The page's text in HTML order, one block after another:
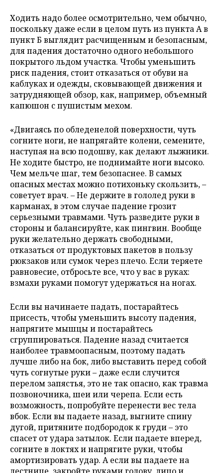
Ходить надо более осмотрительно, чем обычно,
поскольку даже если в целом путь из пункта Ав
пункт Б выглядит расчищенным и безопасным,
для падения достаточно одного небольшого
покрытого льдом участка. Чтобы уменьшить
риск падения, стоит отказаться от обуви на
каблуках и одежды, сковывающей движения и
затрудняющей обзор, как, например, объемный
капюшон с пушистым мехом.
«Двигаясь по обледенелой поверхности, чуть
согните ноги, не напрягайте колени, семените,
наступая на всю подошву, как делают лыжники.
Не ходите быстро, не поднимайте ноги высоко.
Чем мельче шаг, тем безопаснее. В самых
опасных местах можно потихоньку скользить, –
советует врач. – Не держите в гололед руки в
карманах, в этом случае падение грозит
серьезными травмами. Чуть разведите руки в
стороны и балансируйте, как пингвин. Вообще
руки желательно держать свободными,
отказаться от продуктовых пакетов в пользу
рюкзаков или сумок через плечо. Если теряете
равновесие, отбросьте все, что у вас в руках:
взмахи руками помогут удержаться на ногах.
Если вы начинаете падать, постарайтесь
присесть, чтобы уменьшить высоту падения,
напрягите мышцы и постарайтесь
сгруппироваться. Падение назад считается
наиболее травмоопасным, поэтому падать
лучше либо на бок, либо выставить перед собой
чуть согнутые руки – даже если случится
перелом запястья, это не так опасно, как травма
позвоночника, шеи или черепа. Если есть
возможность, попробуйте перенести вес тела
вбок. Если вы падаете назад, выгните спину
дугой, притяните подбородок к груди – это
спасет от удара затылок. Если падаете вперед,
согните в локтях и напрягите руки, чтобы
амортизировать удар. А если вы падаете на